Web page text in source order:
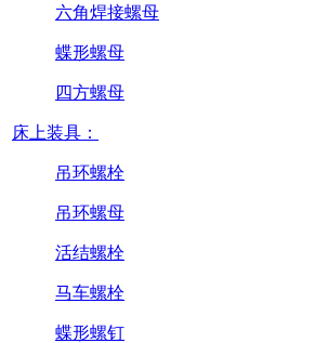
六角焊接螺母
蝶形螺母
四方螺母
床上装具：
吊环螺栓
吊环螺母
活结螺栓
马车螺栓
蝶形螺钉